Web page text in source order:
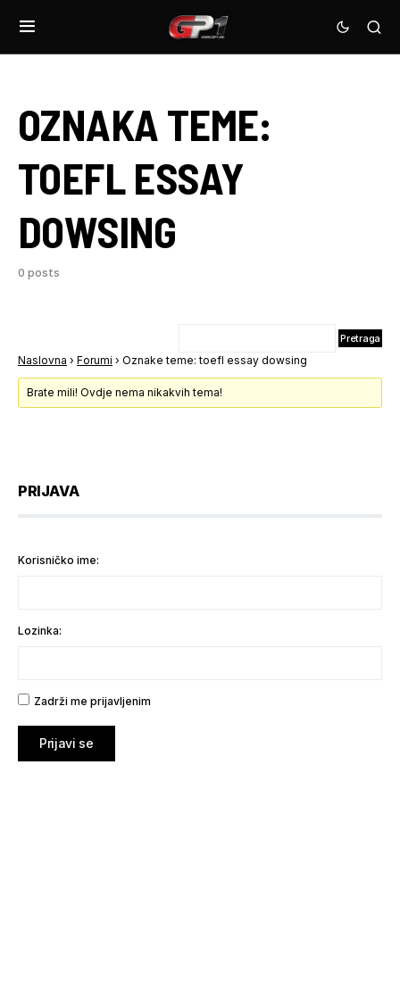
OZNAKA TEME:
TOEFL ESSAY
DOWSING
0 posts
Naslovna › Forumi › Oznake teme: toefl essay dowsing
Brate mili! Ovdje nema nikakvih tema!
PRIJAVA
Korisničko ime:
Lozinka:
Zadrži me prijavljenim
Prijavi se